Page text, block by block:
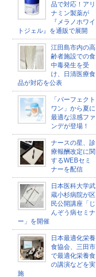
品で対応！アリ
ナミン製薬が
『メラノホワイ
トジェル』を通販で展開
江田島市内の高
齢者施設での食
中毒発生を受
け、日清医療食
品が対応を公表
「パーフェクト
ワン」から夏に
最適な涼感ファ
ンデが登場！
ナースの星、診
療報酬改定に関
するWEBセミ
ナーを配信
日本医科大学武
蔵小杉病院が区
民公開講座「じ
んぞう病セミナ
ー」を開催
日本最適化栄養
食協会、三田市
で最適化栄養食
の講演などを実
施